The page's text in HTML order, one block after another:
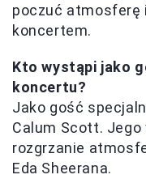
poczuć atmosferę
koncertem.
Kto wystąpi jako
koncertu?
Jako gość
Calum Scott.
rozgrzanie
Eda Sheerana.